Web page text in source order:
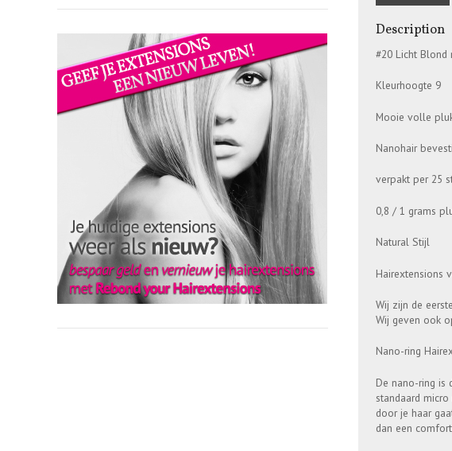
Description
#20 Licht Blond
Kleurhoogte 9
Mooie volle
Nanohair
verpakt per 25
0,8 / 1 grams
Natural Stijl
Hairextensions
Wij zijn de
Wij geven ook
Nano-ring
De nano-ring is
standaard
door je haar
dan een